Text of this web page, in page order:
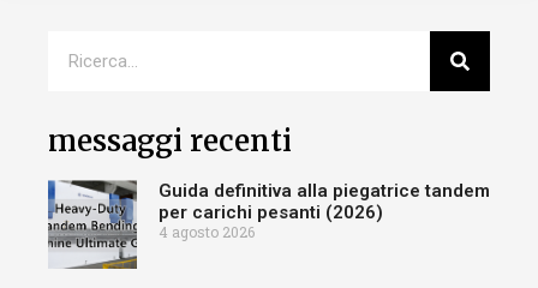
messaggi recenti
Guida definitiva alla piegatrice tandem
per carichi pesanti (2026)
4 agosto 2026